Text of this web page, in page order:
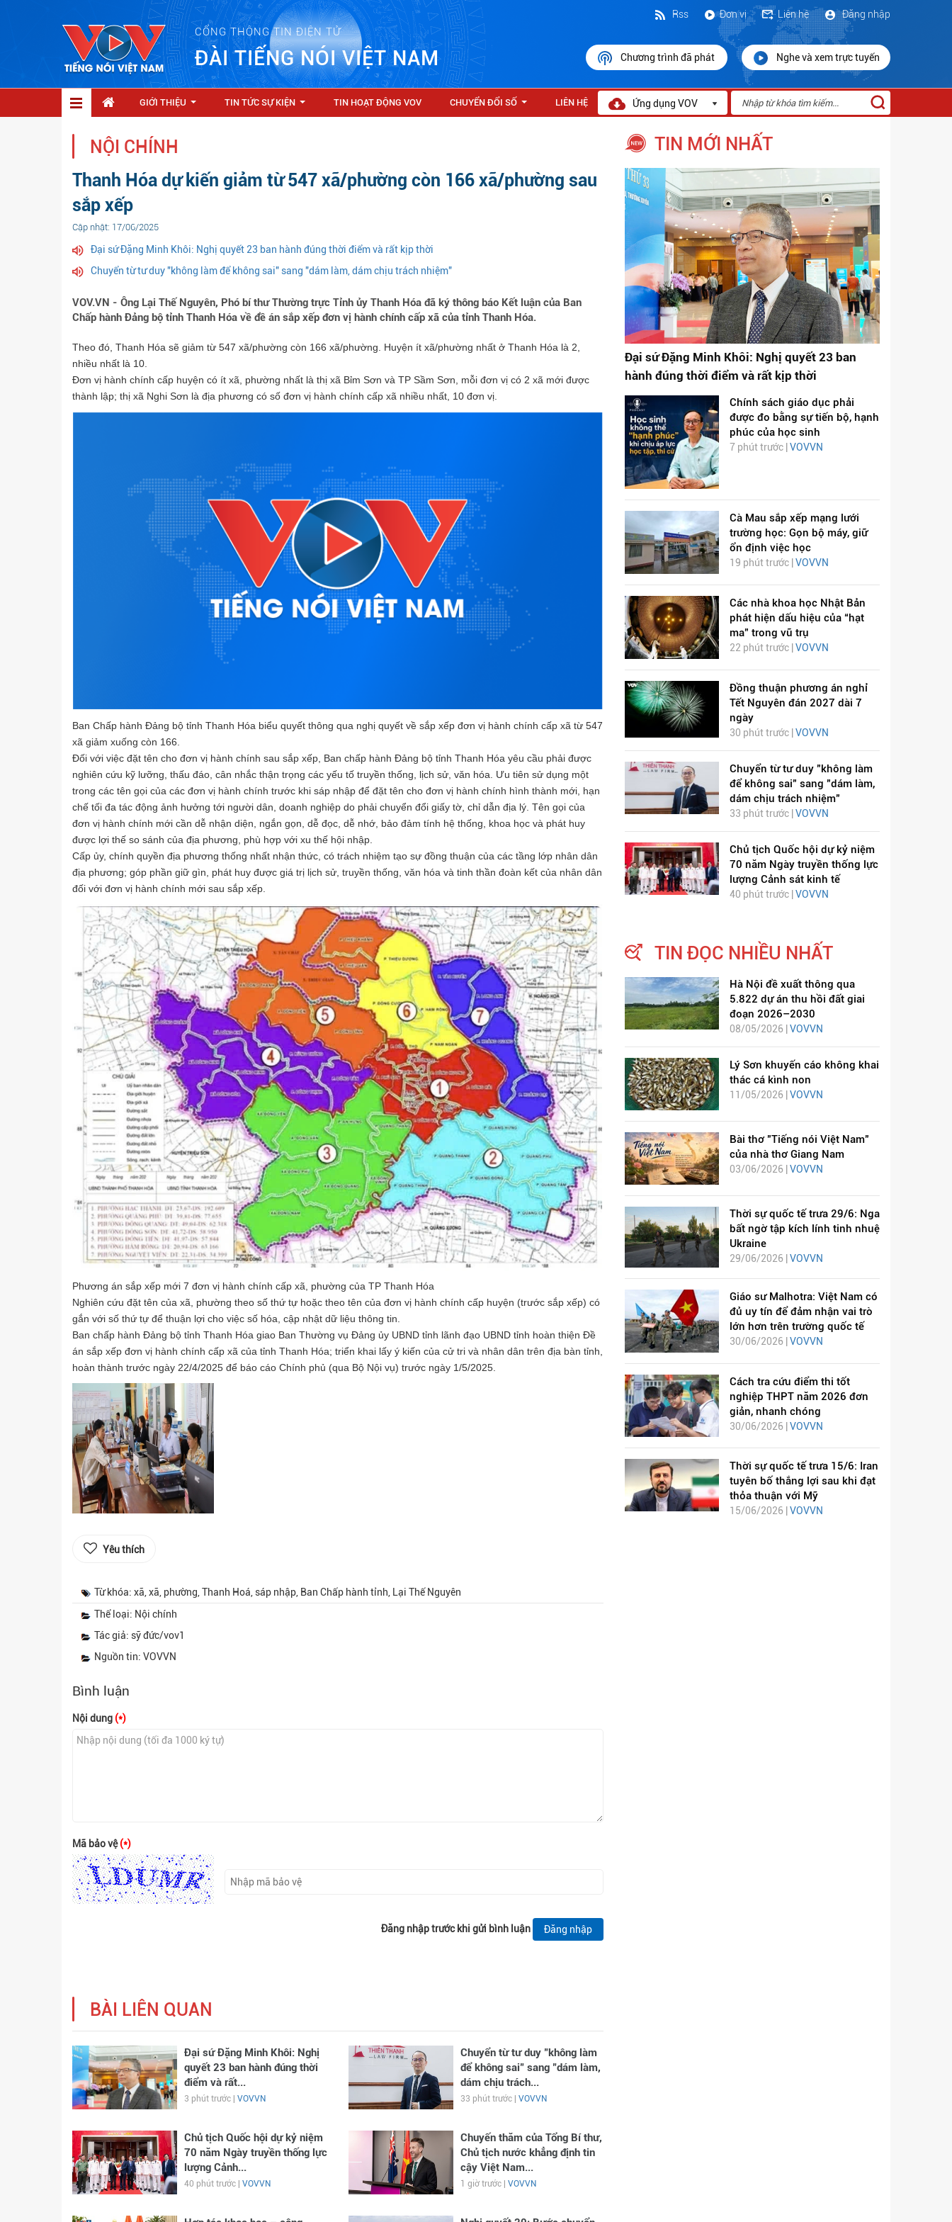
CỔNG THÔNG TIN ĐIỆN TỬ
ĐÀI TIẾNG NÓI VIỆT NAM
Đăng nhập
Liên hệ
Đơn vị
Rss
Chương trình đã phát Nghe và xem trực tuyến
GIỚI THIỆU TIN TỨC SỰ KIỆN TIN HOẠT ĐỘNG VOV CHUYỂN ĐỔI SỐ LIÊN HỆ Ứng dụng VOV
NỘI CHÍNH
Thanh Hóa dự kiến giảm từ 547 xã/phường còn 166 xã/phường sau
sắp xếp
Cập nhật: 17/06/2025
Đại sứ Đặng Minh Khôi: Nghị quyết 23 ban hành đúng thời điểm và rất kịp thời
Chuyển từ tư duy "không làm để không sai" sang "dám làm, dám chịu trách nhiệm"
VOV.VN - Ông Lại Thế Nguyên, Phó bí thư Thường trực Tỉnh ủy Thanh Hóa đã ký thông báo Kết luận của Ban
Chấp hành Đảng bộ tỉnh Thanh Hóa về đề án sắp xếp đơn vị hành chính cấp xã của tỉnh Thanh Hóa.
Theo đó, Thanh Hóa sẽ giảm từ 547 xã/phường còn 166 xã/phường. Huyện ít xã/phường nhất ở Thanh Hóa là 2,
nhiều nhất là 10.
Đơn vị hành chính cấp huyện có ít xã, phường nhất là thị xã Bỉm Sơn và TP Sầm Sơn, mỗi đơn vị có 2 xã mới được
thành lập; thị xã Nghi Sơn là địa phương có số đơn vị hành chính cấp xã nhiều nhất, 10 đơn vị.
Ban Chấp hành Đảng bộ tỉnh Thanh Hóa biểu quyết thông qua nghị quyết về sắp xếp đơn vị hành chính cấp xã từ 547
xã giảm xuống còn 166.
Đối với việc đặt tên cho đơn vị hành chính sau sắp xếp, Ban chấp hành Đảng bộ tỉnh Thanh Hóa yêu cầu phải được
nghiên cứu kỹ lưỡng, thấu đáo, cân nhắc thận trọng các yếu tố truyền thống, lịch sử, văn hóa. Ưu tiên sử dụng một
trong các tên gọi của các đơn vị hành chính trước khi sáp nhập để đặt tên cho đơn vị hành chính hình thành mới, hạn
chế tối đa tác động ảnh hưởng tới người dân, doanh nghiệp do phải chuyển đổi giấy tờ, chỉ dẫn địa lý. Tên gọi của
đơn vị hành chính mới cần dễ nhận diện, ngắn gọn, dễ đọc, dễ nhớ, bảo đảm tính hệ thống, khoa học và phát huy
được lợi thế so sánh của địa phương, phù hợp với xu thế hội nhập.
Cấp ủy, chính quyền địa phương thống nhất nhận thức, có trách nhiệm tạo sự đồng thuận của các tầng lớp nhân dân
địa phương; góp phần giữ gìn, phát huy được giá trị lịch sử, truyền thống, văn hóa và tinh thần đoàn kết của nhân dân
đối với đơn vị hành chính mới sau sắp xếp.
Phương án sắp xếp mới 7 đơn vị hành chính cấp xã, phường của TP Thanh Hóa
Nghiên cứu đặt tên của xã, phường theo số thứ tự hoặc theo tên của đơn vị hành chính cấp huyện (trước sắp xếp) có
gắn với số thứ tự để thuận lợi cho việc số hóa, cập nhật dữ liệu thông tin.
Ban chấp hành Đảng bộ tỉnh Thanh Hóa giao Ban Thường vụ Đảng ủy UBND tỉnh lãnh đạo UBND tỉnh hoàn thiện Đề
án sắp xếp đơn vị hành chính cấp xã của tỉnh Thanh Hóa; triển khai lấy ý kiến của cử tri và nhân dân trên địa bàn tỉnh,
hoàn thành trước ngày 22/4/2025 để báo cáo Chính phủ (qua Bộ Nội vụ) trước ngày 1/5/2025.
Yêu thích
Từ khóa: xã, xã, phường, Thanh Hoá, sáp nhập, Ban Chấp hành tỉnh, Lại Thế Nguyên
Thể loại: Nội chính
Tác giả: sỹ đức/vov1
Nguồn tin: VOVVN
Bình luận
Nội dung (*)
Mã bảo vệ(*)
Đăng nhập trước khi gửi bình luận Đăng nhập
BÀI LIÊN QUAN
Đại sứ Đặng Minh Khôi: Nghị
quyết 23 ban hành đúng thời
điểm và rất...
3 phút trước | VOVVN
Chuyển từ tư duy "không làm
để không sai" sang "dám làm,
dám chịu trách...
33 phút trước | VOVVN
Chủ tịch Quốc hội dự kỷ niệm
70 năm Ngày truyền thống lực
lượng Cảnh...
40 phút trước | VOVVN
Chuyến thăm của Tổng Bí thư,
Chủ tịch nước khẳng định tin
cậy Việt Nam...
1 giờ trước | VOVVN
TIN MỚI NHẤT
Đại sứ Đặng Minh Khôi: Nghị quyết 23 ban
hành đúng thời điểm và rất kịp thời
Chính sách giáo dục phải
được đo bằng sự tiến bộ, hạnh
phúc của học sinh
7 phút trước |VOVVN
Cà Mau sắp xếp mạng lưới
trường học: Gọn bộ máy, giữ
ổn định việc học
19 phút trước | VOVVN
Các nhà khoa học Nhật Bản
phát hiện dấu hiệu của “hạt
ma” trong vũ trụ
22 phút trước | VOVVN
Đồng thuận phương án nghỉ
Tết Nguyên đán 2027 dài 7
ngày
30 phút trước |VOVVN
Chuyển từ tư duy "không làm
để không sai" sang "dám làm,
dám chịu trách nhiệm"
33 phút trước |VOVVN
Chủ tịch Quốc hội dự kỷ niệm
70 năm Ngày truyền thống lực
lượng Cảnh sát kinh tế
40 phút trước |VOVVN
TIN ĐỌC NHIỀU NHẤT
Hà Nội đề xuất thông qua
5.822 dự án thu hồi đất giai
đoạn 2026–2030
08/05/2026 |VOVVN
Lý Sơn khuyến cáo không khai
thác cá kình non
11/05/2026 |VOVVN
Bài thơ "Tiếng nói Việt Nam"
của nhà thơ Giang Nam
03/06/2026 | VOVVN
Thời sự quốc tế trưa 29/6: Nga
bất ngờ tập kích lính tinh nhuệ
Ukraine
29/06/2026 | VOVVN
Giáo sư Malhotra: Việt Nam có
đủ uy tín để đảm nhận vai trò
lớn hơn trên trường quốc tế
30/06/2026 | VOVVN
Cách tra cứu điểm thi tốt
nghiệp THPT năm 2026 đơn
giản, nhanh chóng
30/06/2026 | VOVVN
Thời sự quốc tế trưa 15/6: Iran
tuyên bố thắng lợi sau khi đạt
thỏa thuận với Mỹ
15/06/2026 | VOVVN